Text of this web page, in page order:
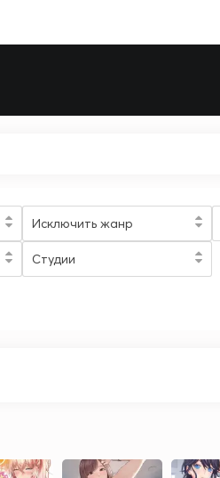
Исключить жанр
Студии